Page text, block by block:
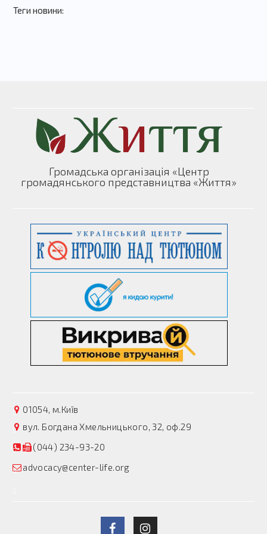
Теги новини:
Громадська організація «Центр
громадянського представництва «Життя»
01054, м.Київ
вул. Богдана Хмельницького, 32, оф.29
(044) 234-93-20
advocacy@center-life.org